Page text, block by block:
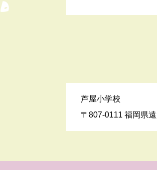
芦屋小学校
〒807-0111 福岡県